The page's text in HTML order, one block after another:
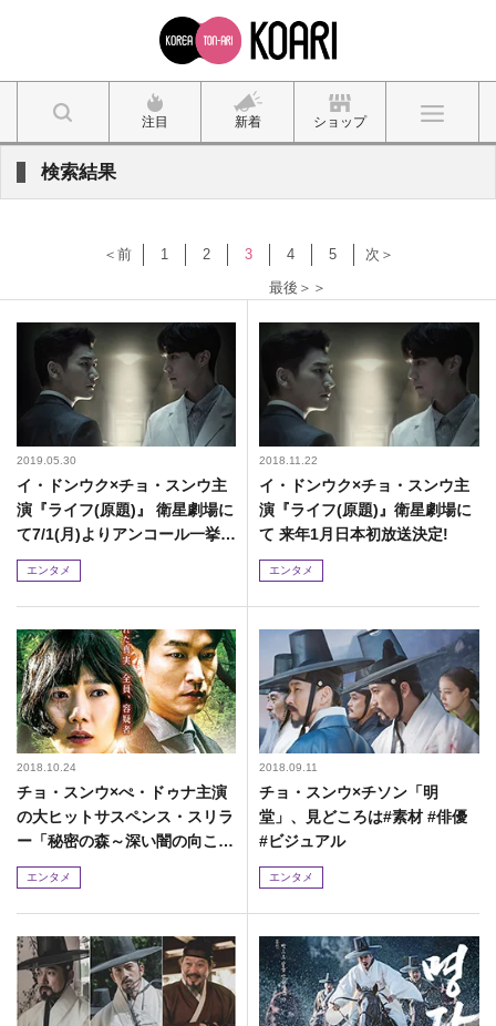
注目 新着 ショップ
検索結果
＜前 1 2 3 4 5
次＞
最後＞＞
2019.05.30
イ・ドンウク×チョ・スンウ主
演『ライフ(原題)』 衛星劇場に
て7/1(月)よりアンコール一挙放
送!
エンタメ
2018.11.22
イ・ドンウク×チョ・スンウ主
演『ライフ(原題)』衛星劇場に
て 来年1月日本初放送決定!
エンタメ
2018.10.24
チョ・スンウ×ぺ・ドゥナ主演
の大ヒットサスペンス・スリラ
ー「秘密の森～深い闇の向こう
に～」DVDが全国でレンタル開
始!
エンタメ
2018.09.11
チョ・スンウ×チソン「明
堂」、見どころは#素材 #俳優
#ビジュアル
エンタメ